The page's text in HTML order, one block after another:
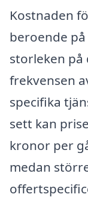
Kostnaden
beroende
storleken på
frekvensen
specifika
sett kan
kronor per
medan